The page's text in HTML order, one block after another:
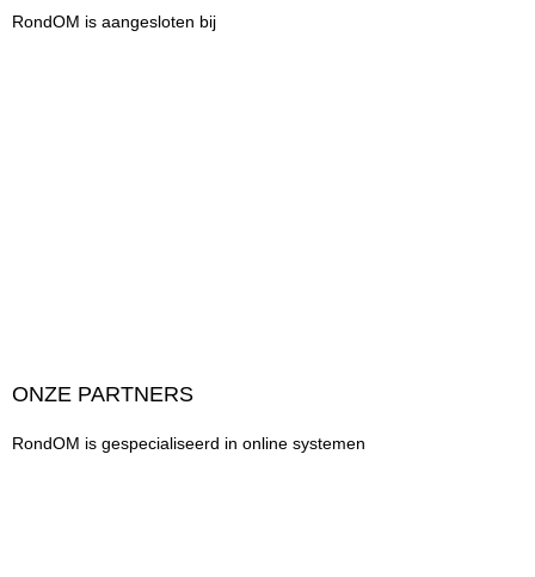
RondOM is aangesloten bij
ONZE PARTNERS
RondOM is gespecialiseerd in online systemen